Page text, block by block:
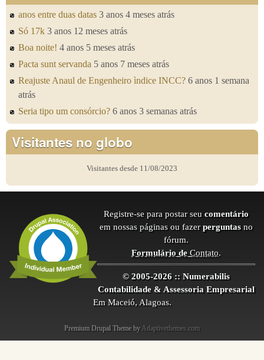
anos entre duas datas 3 anos 4 meses atrás
Só 17k 3 anos 12 meses atrás
Boa noite! 4 anos 5 meses atrás
Pacta sunt servanda 5 anos 7 meses atrás
Reajuste Anaul de Engenheiro ìndice INCC? 6 anos 1 semana
atrás
Seria tipo um consórcio? 6 anos 3 semanas atrás
Visitantes no globo
Visitantes desde 11/08/2023
Registre-se para postar seu comentário
em nossas páginas ou fazer perguntas no
fórum.
Formulário deContato.
© 2005-2026 :: Numerabilis
Contabilidade & Assessoria Empresarial
Em Maceió, Alagoas.
Premium Drupal Theme by Adaptivethemes.com